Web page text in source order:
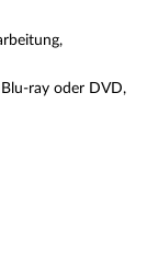
ray oder DVD,